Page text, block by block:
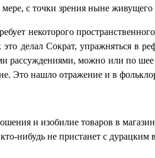
с точки зрения ныне
некоторого
делал Сократ, упражняться в
рассуждениями, можно или по
Это нашло отражение и в
и изобилие товаров в
нибудь не пристанет с